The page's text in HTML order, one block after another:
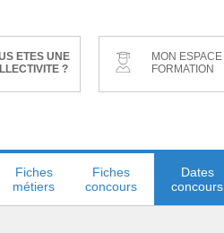
ETES UNE
?
MON ESPACE
FORMATION
Fiches
métiers
Fiches
concours
Dates
concours